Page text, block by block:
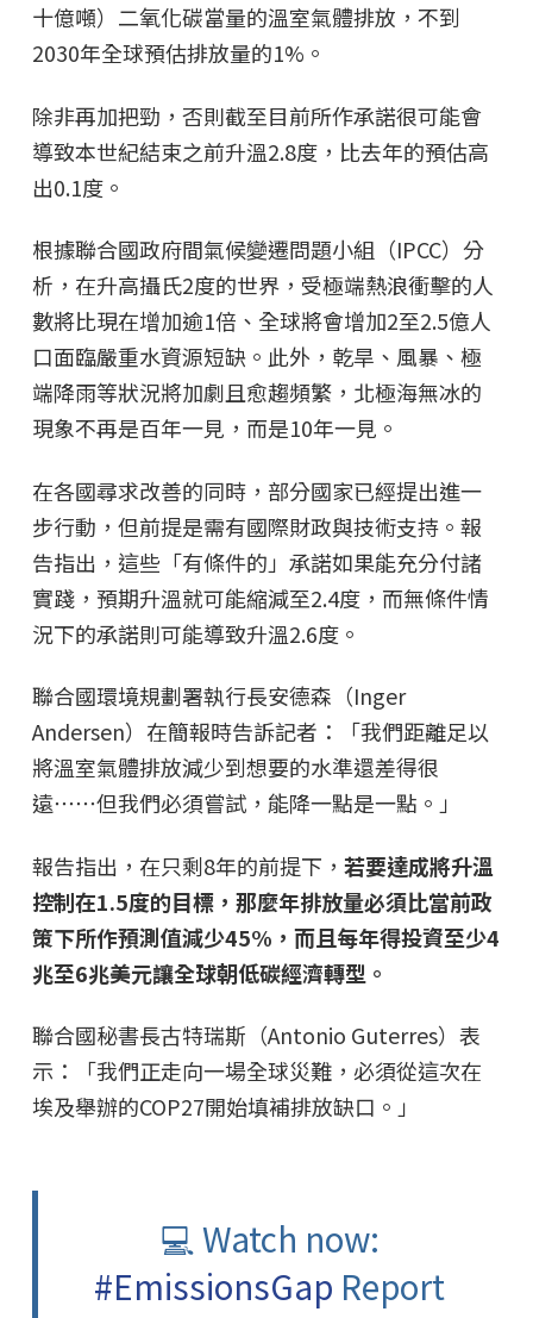
十億噸）二氧化碳當量的溫室氣體排放，不到
2030年全球預估排放量的1%。
除非再加把勁，否則截至目前所作承諾很可能會
導致本世紀結束之前升溫2.8度，比去年的預估高
出0.1度。
根據聯合國政府間氣候變遷問題小組（IPCC）分
析，在升高攝氏2度的世界，受極端熱浪衝擊的人
數將比現在增加逾1倍、全球將會增加2至2.5億人
口面臨嚴重水資源短缺。此外，乾旱、風暴、極
端降雨等狀況將加劇且愈趨頻繁，北極海無冰的
現象不再是百年一見，而是10年一見。
在各國尋求改善的同時，部分國家已經提出進一
步行動，但前提是需有國際財政與技術支持。報
告指出，這些「有條件的」承諾如果能充分付諸
實踐，預期升溫就可能縮減至2.4度，而無條件情
況下的承諾則可能導致升溫2.6度。
聯合國環境規劃署執行長安德森（Inger
Andersen）在簡報時告訴記者：「我們距離足以
將溫室氣體排放減少到想要的水準還差得很
遠⋯⋯但我們必須嘗試，能降一點是一點。」
報告指出，在只剩8年的前提下， 若要達成將升溫
控制在1.5度的目標，那麼年排放量必須比當前政
策下所作預測值減少45%，而且每年得投資至少4
兆至6兆美元讓全球朝低碳經濟轉型。
聯合國秘書長古特瑞斯（Antonio Guterres）表
示：「我們正走向一場全球災難，必須從這次在
埃及舉辦的COP27開始填補排放缺口。」
💻 Watch now:
#EmissionsGap Report